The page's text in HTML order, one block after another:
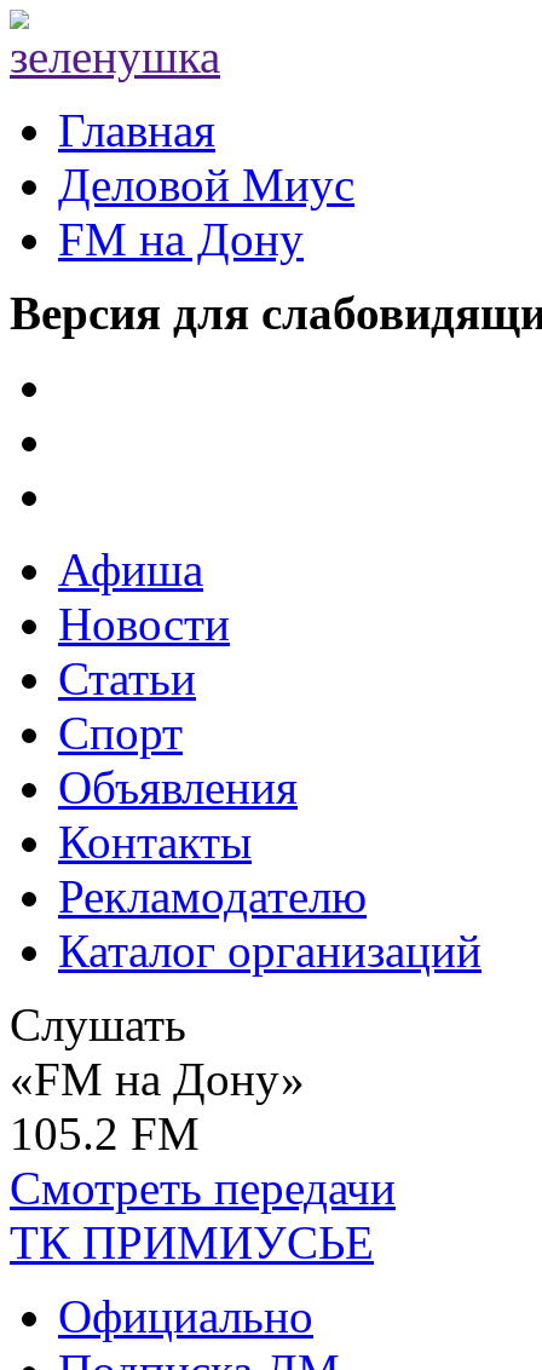
Главная
Деловой Миус
FM на Дону
Версия для
Афиша
Новости
Статьи
Спорт
Объявления
Контакты
Рекламодателю
Каталог организаций
Слушать
«FM на Дону»
105.2 FM
Смотреть передачи
ТК ПРИМИУСЬЕ
Официально